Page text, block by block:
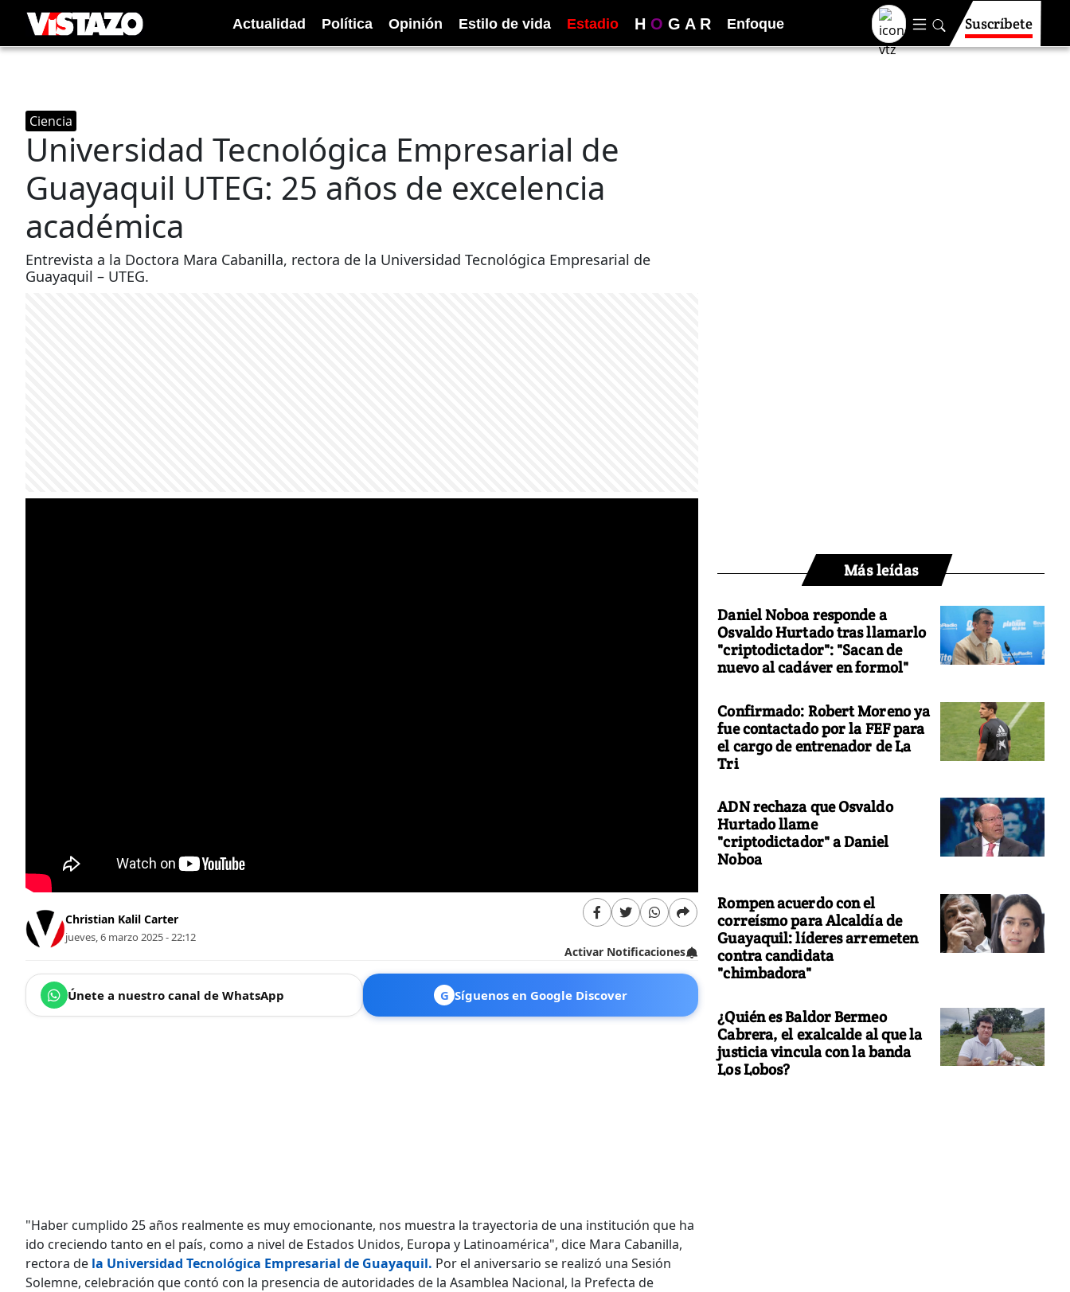
Actualidad Política Opinión Estilo de vida Estadio H O G A R Enfoque Suscríbete
Ciencia
Universidad Tecnológica Empresarial de
Guayaquil UTEG: 25 años de excelencia
académica
Entrevista a la Doctora Mara Cabanilla, rectora de la Universidad Tecnológica Empresarial de
Guayaquil – UTEG.
Christian Kalil Carter
jueves, 6 marzo 2025 - 22:12
Activar Notificaciones
Únete a nuestro canal de WhatsApp G Síguenos en Google Discover
"Haber cumplido 25 años realmente es muy emocionante, nos muestra la trayectoria de una institución que ha
ido creciendo tanto en el país, como a nivel de Estados Unidos, Europa y Latinoamérica", dice Mara Cabanilla,
rectora de la Universidad Tecnológica Empresarial de Guayaquil. Por el aniversario se realizó una Sesión
Solemne, celebración que contó con la presencia de autoridades de la Asamblea Nacional, la Prefecta de
Más leídas
Daniel Noboa responde a
Osvaldo Hurtado tras llamarlo
"criptodictador": "Sacan de
nuevo al cadáver en formol"
Confirmado: Robert Moreno ya
fue contactado por la FEF para
el cargo de entrenador de La
Tri
ADN rechaza que Osvaldo
Hurtado llame
"criptodictador" a Daniel
Noboa
Rompen acuerdo con el
correísmo para Alcaldía de
Guayaquil: líderes arremeten
contra candidata
"chimbadora"
¿Quién es Baldor Bermeo
Cabrera, el exalcalde al que la
justicia vincula con la banda
Los Lobos?